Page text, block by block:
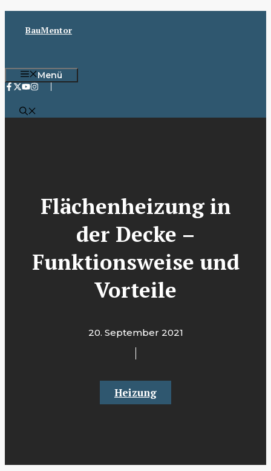
InhaltBauMentor
Menü
Flächenheizung in
der Decke –
Funktionsweise und
Vorteile
20. September 2021
Heizung